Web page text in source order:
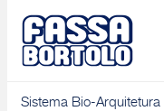
Sistema Bio-Arquitetura